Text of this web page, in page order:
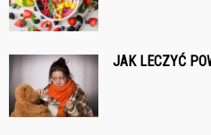
JAK LECZYĆ